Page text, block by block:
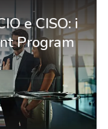
e CISO: i
Program